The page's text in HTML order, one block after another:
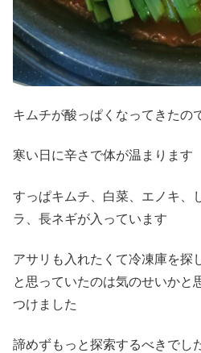
キムチが酸っぱくなってきたの
寒い日に辛さで体が温まります
すっぱキムチ、白菜、エノキ、
ラ、長ネギが入っています
アサリも入れたくて冷凍庫を探
と思っていたのは気のせいかと
つけました
諦めずもっと探索するべきでし